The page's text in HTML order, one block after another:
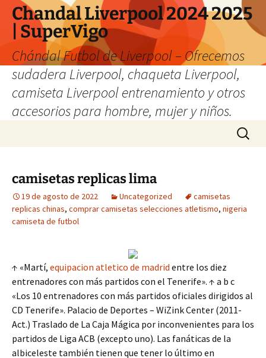
Chandal Liverpool 2024 2025
| SuperVigo
Chándal Futbol de Liverpool – Ofrecemos
sudadera Liverpool, chaqueta Liverpool,
camiseta Liverpool entrenamiento y otros
accesorios para hombre, mujer y niños.
Buscar:
camisetas replicas lima
19 de agosto de 2022 Uncategorized
camisetas
replicas chinas, comprar camisetas selecciones atletismo, nigeria
camiseta de futbol
↑ «Martí, equipacion atletico de madrid entre los diez
entrenadores con más partidos con el Tenerife». ↑ a b c
«Los 10 entrenadores con más partidos oficiales dirigidos al
CD Tenerife». Palacio de Deportes – WiZink Center (2011-
Act.) Traslado de La Caja Mágica por inconvenientes para los
partidos de Liga ACB (excepto uno). Las fanáticas de la
albiceleste también tienen que tener lo último en